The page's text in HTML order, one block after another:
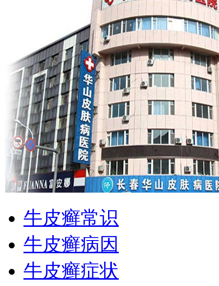
牛皮癣常识
牛皮癣病因
牛皮癣症状